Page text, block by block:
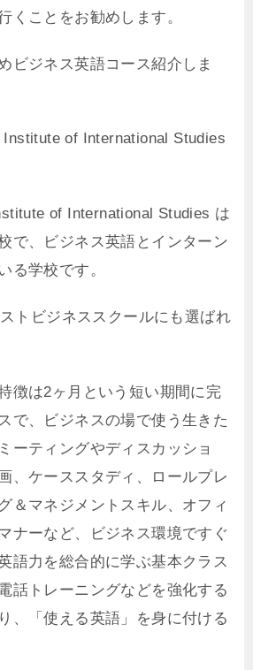
くことをお勧めします。
ビジネス英語コース紹介しま
of International Studies
of International Studies は
で、ビジネス英語とインターン
る学校です。
トビジネススクールにも選ばれ
徴は2ヶ月という短い期間に完
で、ビジネスの場で使う生きた
ーティングやディスカッショ
、ケーススタディ、ロールプレ
＆マネジメントスキル、オフィ
ナーなど、ビジネス環境ですぐ
語力を総合的に学ぶ基本クラス
話トレーニングなどを強化する
、「使える英語」を身に付ける